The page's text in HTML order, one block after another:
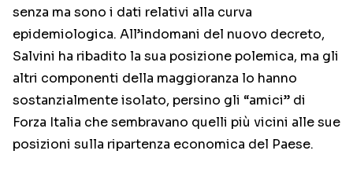
senza ma sono i dati relativi alla curva
epidemiologica. All’indomani del nuovo decreto,
Salvini ha ribadito la sua posizione polemica, ma gli
altri componenti della maggioranza lo hanno
sostanzialmente isolato, persino gli “amici” di
Forza Italia che sembravano quelli più vicini alle sue
posizioni sulla ripartenza economica del Paese.